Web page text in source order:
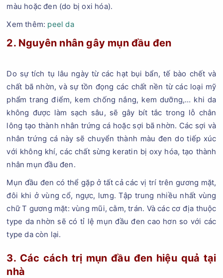
màu hoặc đen (do bị oxi hóa).
Xem thêm: peel da
2. Nguyên nhân gây mụn đầu đen
Do sự tích tụ lâu ngày từ các hạt bụi bẩn, tế bào chết và
chất bã nhờn, và sự tồn đọng các chất nền từ các loại mỹ
phẩm trang điểm, kem chống nắng, kem dưỡng,… khi da
không được làm sạch sâu, sẽ gây bít tắc trong lỗ chân
lông tạo thành nhân trứng cá hoặc sợi bã nhờn. Các sợi và
nhân trứng cá này sẽ chuyển thành màu đen do tiếp xúc
với không khí, các chất sừng keratin bị oxy hóa, tạo thành
nhân mụn đầu đen.
Mụn đầu đen có thể gặp ở tất cả các vị trí trên gương mặt,
đôi khi ở vùng cổ, ngực, lưng. Tập trung nhiều nhất vùng
chữ T gương mặt: vùng mũi, cằm, trán. Và các cơ địa thuộc
type da nhờn sẽ có tỉ lệ mụn đầu đen cao hơn so với các
type da còn lại.
3. Các cách trị mụn đầu đen hiệu quả tại
nhà